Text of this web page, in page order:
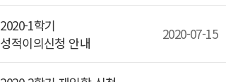
2020-1학기
성적이의신청 안내
2020-07-15